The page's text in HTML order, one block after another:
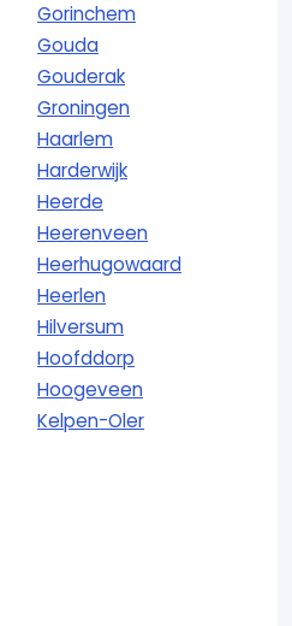
Gorinchem
Gouda
Gouderak
Groningen
Haarlem
Harderwijk
Heerde
Heerenveen
Heerhugowaard
Heerlen
Hilversum
Hoofddorp
Hoogeveen
Kelpen-Oler